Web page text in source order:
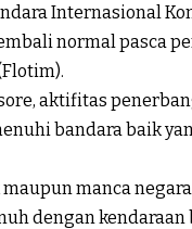
Internasional
normal pasca
aktifitas
bandara baik
manca
dengan